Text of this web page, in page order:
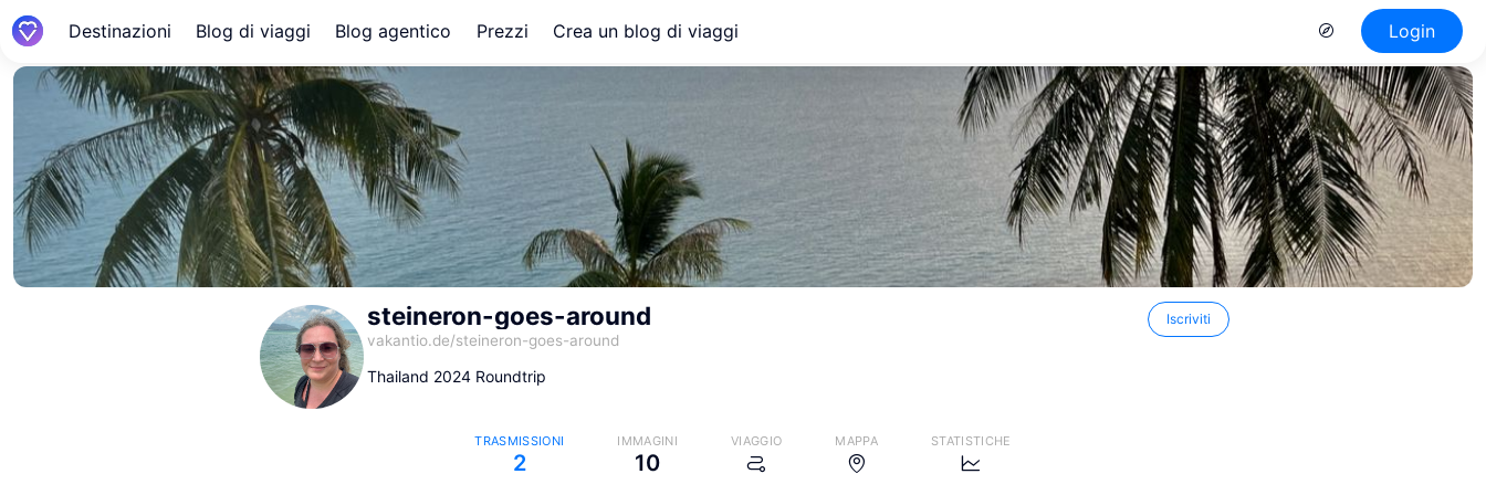
Destinazioni Blog di viaggi Blog agentico Prezzi Crea un blog di viaggi Login
steineron-goes-around
vakantio.de/steineron-goes-around
Iscriviti
Thailand 2024 Roundtrip
TRASMISSIONI
2
IMMAGINI
10
VIAGGIO MAPPA STATISTICHE